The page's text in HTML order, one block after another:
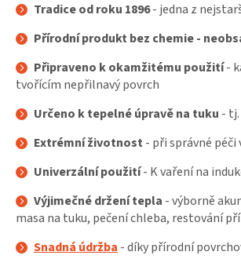
Tradice od roku 1896- jedna z
Přírodní produkt bez chemie -
Připraveno k okamžitému použití-
tvořícím nepřilnavý povrch
Určeno k tepelné úpravě na tuku -
Extrémní životnost- při správné péči
Univerzální použití- K vaření na
Výjimečné držení tepla - výborně
masa na tuku, pečení chleba, restování
Snadná údržba - díky přírodní